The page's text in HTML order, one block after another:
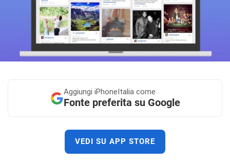
Aggiungi iPhoneItalia come
Fonte preferita su Google
VEDI SU APP STORE